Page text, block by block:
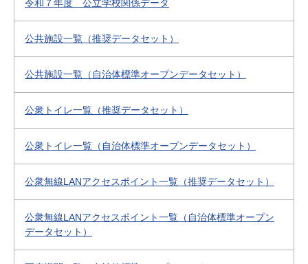
令和７年度 公立学校関係データ
公共施設一覧（推奨データセット）
公共施設一覧（自治体標準オープンデータセット）
公衆トイレ一覧（推奨データセット）
公衆トイレ一覧（自治体標準オープンデータセット）
公衆無線LANアクセスポイント一覧（推奨データセット）
公衆無線LANアクセスポイント一覧（自治体標準オープン
データセット）